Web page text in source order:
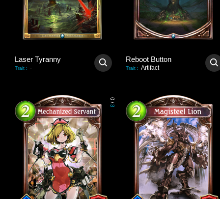
Laser Tyranny
Trait : -
Reboot Button
Trait : Artifact
0
/
3